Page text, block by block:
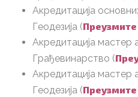
Акредитација
Геодезија (
Акредитација мастер
Грађевинарство (
Акредитација мастер
Геодезија (